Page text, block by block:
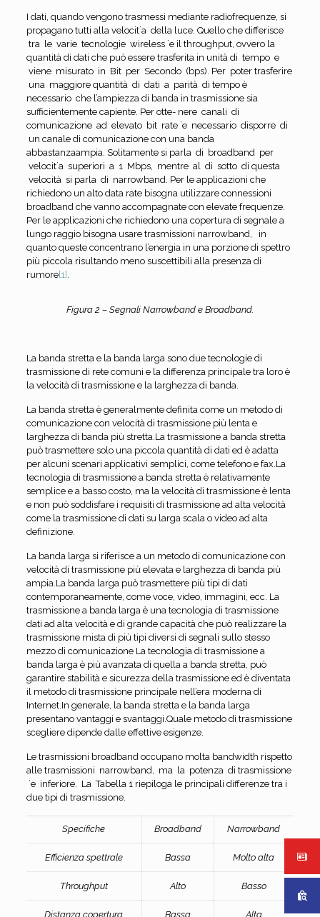
I dati, quando vengono trasmessi mediante radiofrequenze, si
propagano tutti alla velocit`a della luce. Quello che differisce
tra le varie tecnologie wireless `e il throughput, ovvero la
quantità di dati che può essere trasferita in unità di tempo e
viene misurato in Bit per Secondo (bps). Per poter trasferire
una maggiore quantità di dati a parità di tempo è
necessario che l’ampiezza di banda in trasmissione sia
sufficientemente capiente. Per otte- nere canali di
comunicazione ad elevato bit rate `e necessario disporre di
un canale di comunicazione con una banda
abbastanzaampia. Solitamente si parla di broadband per
velocit`a superiori a 1 Mbps, mentre al di sotto di questa
velocità si parla di narrowband. Per le applicazioni che
richiedono un alto data rate bisogna utilizzare connessioni
broadband che vanno accompagnate con elevate frequenze.
Per le applicazioni che richiedono una copertura di segnale a
lungo raggio bisogna usare trasmissioni narrowband, in
quanto queste concentrano l’energia in una porzione di spettro
più piccola risultando meno suscettibili alla presenza di
rumore[1] .
Figura 2 – Segnali Narrowband e Broadband.
La banda stretta e la banda larga sono due tecnologie di
trasmissione di rete comuni e la differenza principale tra loro è
la velocità di trasmissione e la larghezza di banda.
La banda stretta è generalmente definita come un metodo di
comunicazione con velocità di trasmissione più lenta e
larghezza di banda più stretta.La trasmissione a banda stretta
può trasmettere solo una piccola quantità di dati ed è adatta
per alcuni scenari applicativi semplici, come telefono e fax.La
tecnologia di trasmissione a banda stretta è relativamente
semplice e a basso costo, ma la velocità di trasmissione è lenta
e non può soddisfare i requisiti di trasmissione ad alta velocità
come la trasmissione di dati su larga scala o video ad alta
definizione.
La banda larga si riferisce a un metodo di comunicazione con
velocità di trasmissione più elevata e larghezza di banda più
ampia.La banda larga può trasmettere più tipi di dati
contemporaneamente, come voce, video, immagini, ecc. La
trasmissione a banda larga è una tecnologia di trasmissione
dati ad alta velocità e di grande capacità che può realizzare la
trasmissione mista di più tipi diversi di segnali sullo stesso
mezzo di comunicazione La tecnologia di trasmissione a
banda larga è più avanzata di quella a banda stretta, può
garantire stabilità e sicurezza della trasmissione ed è diventata
il metodo di trasmissione principale nell’era moderna di
Internet.In generale, la banda stretta e la banda larga
presentano vantaggi e svantaggi.Quale metodo di trasmissione
scegliere dipende dalle effettive esigenze.
Le trasmissioni broadband occupano molta bandwidth rispetto
alle trasmissioni narrowband, ma la potenza di trasmissione
`e inferiore. La Tabella 1 riepiloga le principali differenze tra i
due tipi di trasmissione.
Specifiche Broadband Narrowband
Efficienza spettrale Bassa Molto alta
Throughput Alto Basso
Distanza copertura Bassa Alta